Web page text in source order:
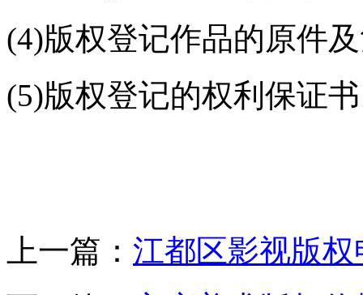
(4)版权登记作品的原件
(5)版权登记的权利保证
上一篇： 江都区影视版